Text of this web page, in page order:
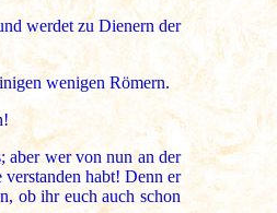
werdet zu Dienern der
wenigen Römern.
aber wer von nun an der
habt! Denn er
ob ihr euch auch schon